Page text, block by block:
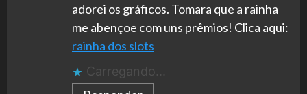
adorei os gráficos. Tomara que a rainha
me abençoe com uns prêmios! Clica aqui:
rainha dos slots
Carregando...